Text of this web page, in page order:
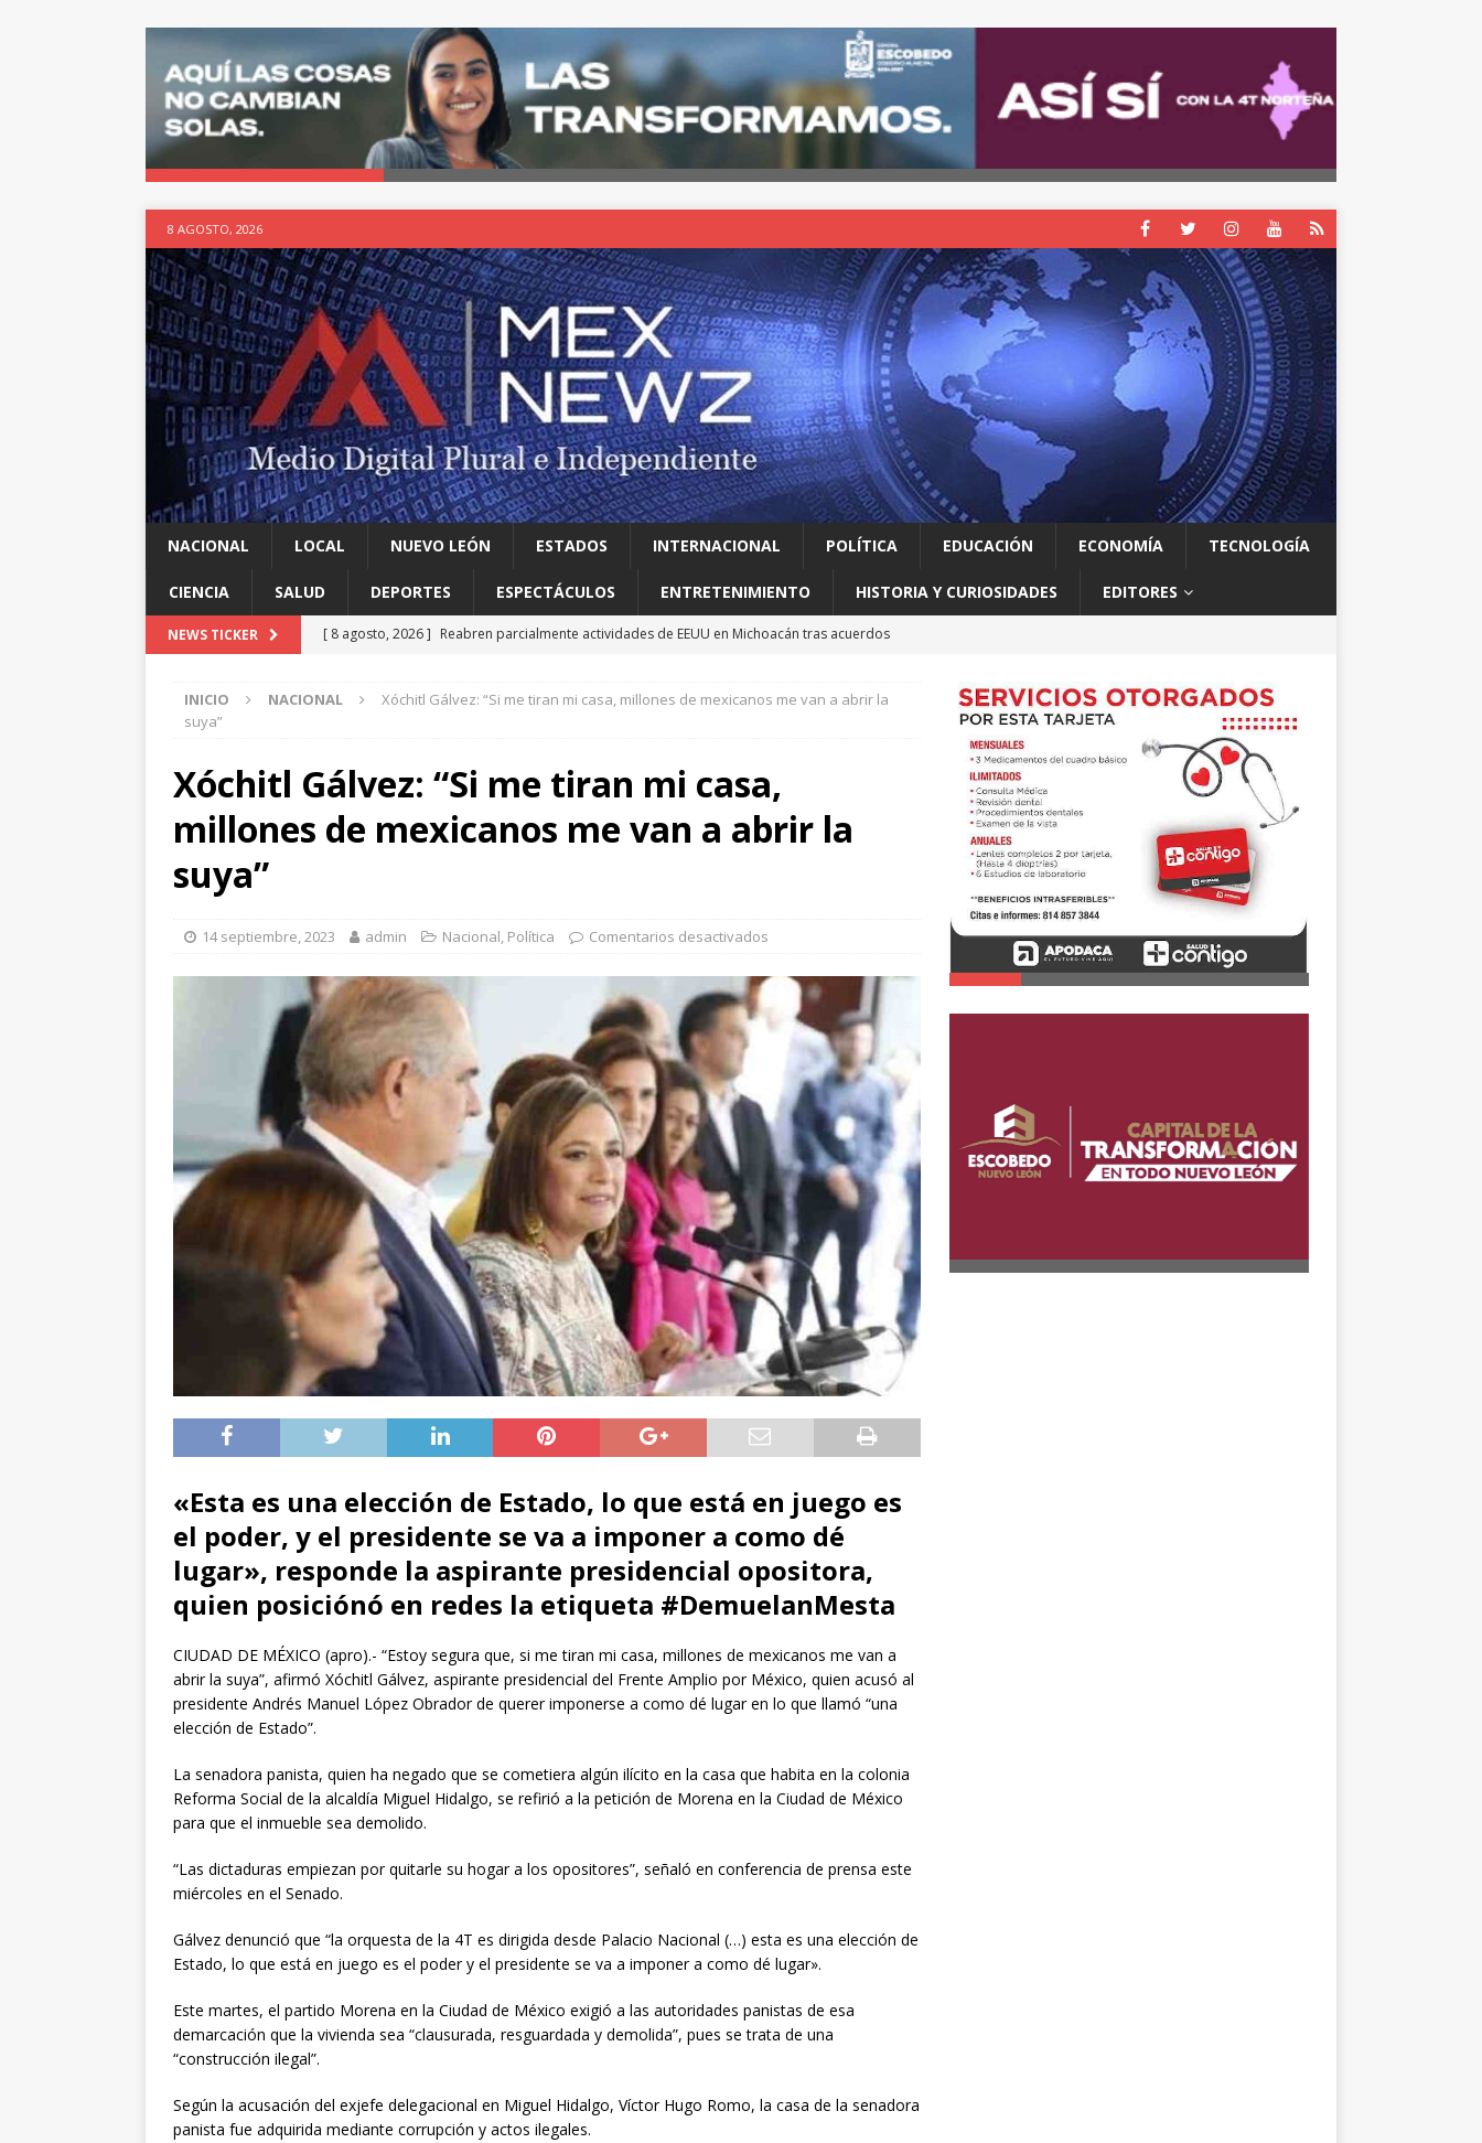
8 AGOSTO, 2026
NACIONAL LOCAL NUEVO LEÓN ESTADOS INTERNACIONAL POLÍTICA EDUCACIÓN ECONOMÍA TECNOLOGÍA
CIENCIA SALUD DEPORTES ESPECTÁCULOS ENTRETENIMIENTO HISTORIA Y CURIOSIDADES EDITORES
NEWS TICKER [ 8 agosto, 2026 ] Reabren parcialmente actividades de EEUU en Michoacán tras acuerdos
[ 8 agosto, 2026 ] Ya cantó el gallo
HISTORIA Y CURIOSIDADES
[ 8 agosto, 2026 ] Impulsa Mijes ‘Modo Transformación’ para que llegue a NL un gobierno
del ‘sí’
LOCAL
INICIO NACIONAL
Xóchitl Gálvez: “Si me tiran mi casa, millones de mexicanos me van a abrir la
suya”
Xóchitl Gálvez: “Si me tiran mi casa,
millones de mexicanos me van a abrir la
suya”
14 septiembre, 2023 admin Nacional, Política Comentarios desactivados
«Esta es una elección de Estado, lo que está en juego es
el poder, y el presidente se va a imponer a como dé
lugar», responde la aspirante presidencial opositora,
quien posiciónó en redes la etiqueta #DemuelanMesta
CIUDAD DE MÉXICO (apro).- “Estoy segura que, si me tiran mi casa, millones de mexicanos me van a
abrir la suya”, afirmó Xóchitl Gálvez, aspirante presidencial del Frente Amplio por México, quien acusó al
presidente Andrés Manuel López Obrador de querer imponerse a como dé lugar en lo que llamó “una
elección de Estado”.
La senadora panista, quien ha negado que se cometiera algún ilícito en la casa que habita en la colonia
Reforma Social de la alcaldía Miguel Hidalgo, se refirió a la petición de Morena en la Ciudad de México
para que el inmueble sea demolido.
“Las dictaduras empiezan por quitarle su hogar a los opositores”, señaló en conferencia de prensa este
miércoles en el Senado.
Gálvez denunció que “la orquesta de la 4T es dirigida desde Palacio Nacional (…) esta es una elección de
Estado, lo que está en juego es el poder y el presidente se va a imponer a como dé lugar».
Este martes, el partido Morena en la Ciudad de México exigió a las autoridades panistas de esa
demarcación que la vivienda sea “clausurada, resguardada y demolida”, pues se trata de una
“construcción ilegal”.
Según la acusación del exjefe delegacional en Miguel Hidalgo, Víctor Hugo Romo, la casa de la senadora
panista fue adquirida mediante corrupción y actos ilegales.